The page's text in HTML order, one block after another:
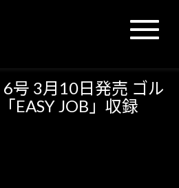
N
a
g
a
号 3月10日発売 ゴル
EASY JOB」収録